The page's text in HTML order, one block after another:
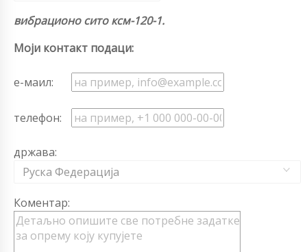
вибрационо сито ксм-120-1.
Моји контакт подаци:
е-маил:
телефон:
држава:
Руска Федерација
Коментар: